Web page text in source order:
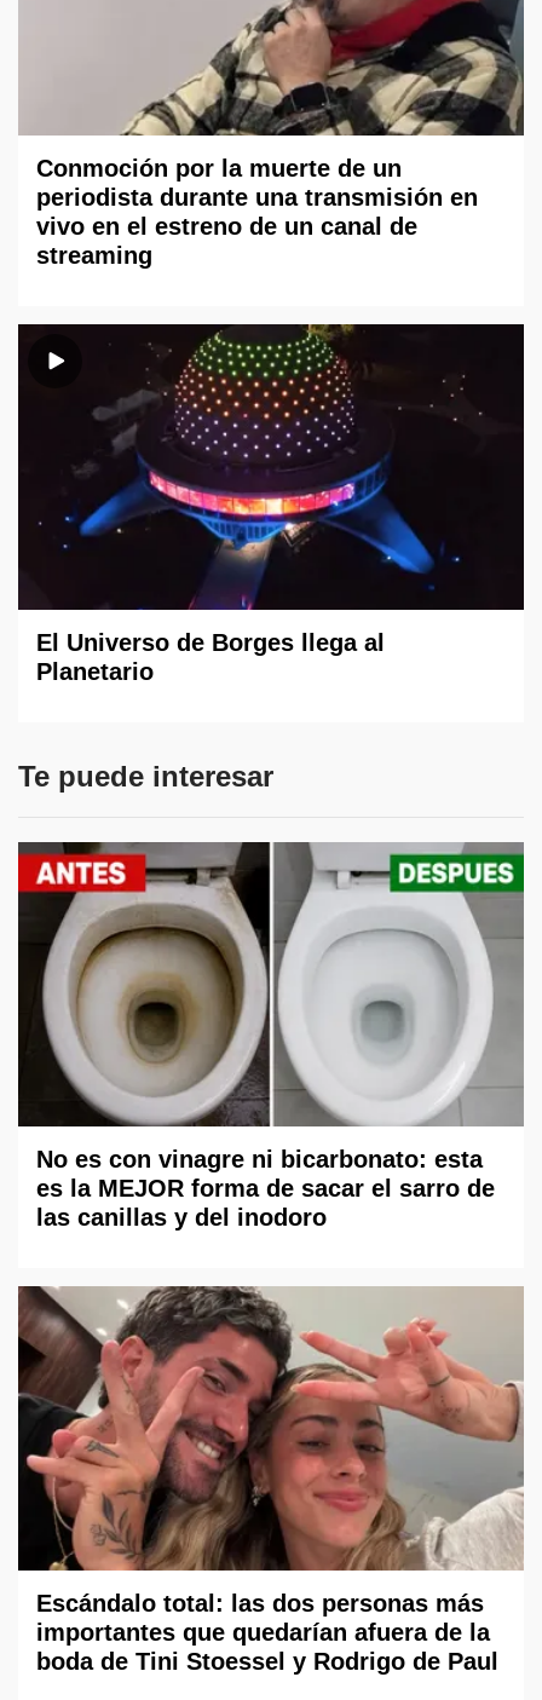
Conmoción por la muerte de un
periodista durante una transmisión en
vivo en el estreno de un canal de
streaming
El Universo de Borges llega al
Planetario
Te puede interesar
No es con vinagre ni bicarbonato: esta
es la MEJOR forma de sacar el sarro de
las canillas y del inodoro
Escándalo total: las dos personas más
importantes que quedarían afuera de la
boda de Tini Stoessel y Rodrigo de Paul